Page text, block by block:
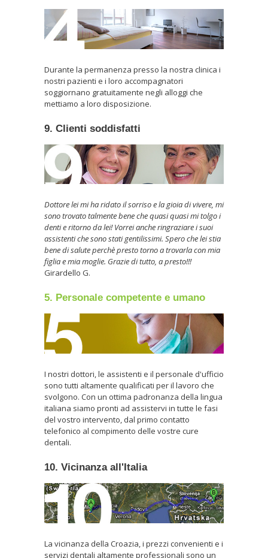
Durante la permanenza presso la nostra clinica i
nostri pazienti e i loro accompagnatori
soggiornano gratuitamente negli alloggi che
mettiamo a loro disposizione.
9. Clienti soddisfatti
Dottore lei mi ha ridato il sorriso e la gioia di vivere, mi
sono trovato talmente bene che quasi quasi mi tolgo i
denti e ritorno da lei! Vorrei anche ringraziare i suoi
assistenti che sono stati gentilissimi. Spero che lei stia
bene di salute perchè presto torno a trovarla con mia
figlia e mia moglie. Grazie di tutto, a presto!!!
Girardello G.
5. Personale competente e umano
I nostri dottori, le assistenti e il personale d'ufficio
sono tutti altamente qualificati per il lavoro che
svolgono. Con un ottima padronanza della lingua
italiana siamo pronti ad assistervi in tutte le fasi
del vostro intervento, dal primo contatto
telefonico al compimento delle vostre cure
dentali.
10. Vicinanza all'Italia
La vicinanza della Croazia, i prezzi convenienti e i
servizi dentali altamente professionali sono un